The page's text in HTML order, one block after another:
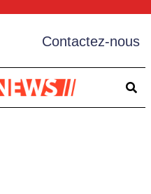
Contactez-nous